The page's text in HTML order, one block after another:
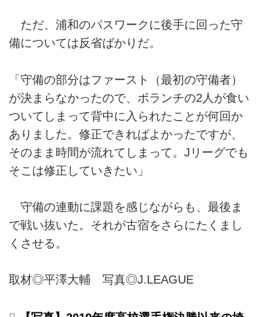
ただ、浦和のパスワークに後手に回った守
備については反省ばかりだ。
「守備の部分はファースト（最初の守備者）
が決まらなかったので、ボランチの2人が食い
ついてしまって背中に入られたことが何回か
ありました。修正できればよかったですが、
そのまま時間が流れてしまって。Jリーグでも
そこは修正していきたい」
守備の連動に課題を感じながらも、最後ま
で戦い抜いた。それが古宿をさらにたくまし
くさせる。
取材◎平澤大輔 写真◎J.LEAGUE